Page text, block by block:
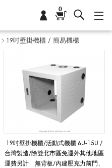
0
19吋壁掛機櫃 / 簡易機櫃
19吋壁掛機櫃/活動式機櫃 6U-15U /
台灣製造/除雙北市區免運外其他地區
運費另計 無背板/內建壓克力前門、